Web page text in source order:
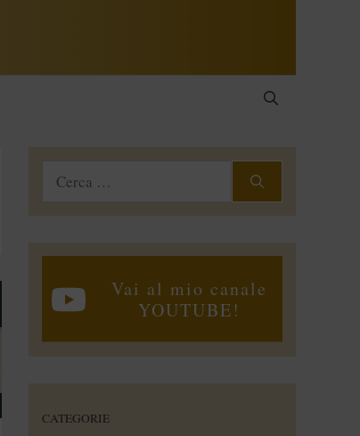
Ricerca
Vai al mio canale
YOUTUBE!
CATEGORIE